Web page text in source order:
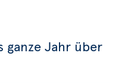
ganze Jahr über